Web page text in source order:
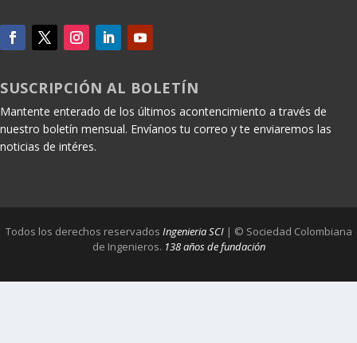
SUSCRIPCIÓN AL BOLETÍN
Mantente enterado de los últimos acontencimiento a través de
nuestro boletín mensual. Envíanos tu correo y te enviaremos las
noticias de intéres.
Todos los derechos reservados Ingenieria SCI | © Sociedad Colombiana
de Ingenieros. 138 años de fundación